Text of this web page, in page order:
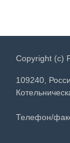
Copyright (c)
109240,
Телефон/